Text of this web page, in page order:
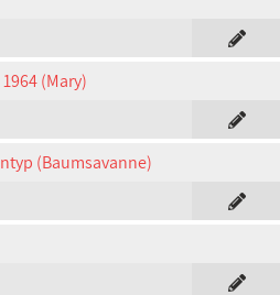
(Mary)
(Baumsavanne)